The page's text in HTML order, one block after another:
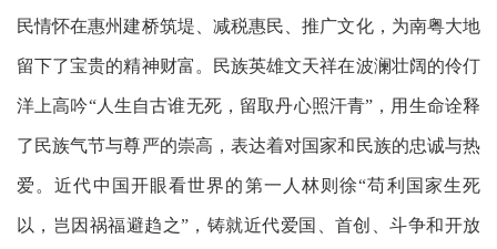
民情怀在惠州建桥筑堤、减税惠民、推广文化，为南粤大地
留下了宝贵的精神财富。民族英雄文天祥在波澜壮阔的伶仃
洋上高吟“人生自古谁无死，留取丹心照汗青”，用生命诠释
了民族气节与尊严的崇高，表达着对国家和民族的忠诚与热
爱。近代中国开眼看世界的第一人林则徐“苟利国家生死
以，岂因祸福避趋之”，铸就近代爱国、首创、斗争和开放